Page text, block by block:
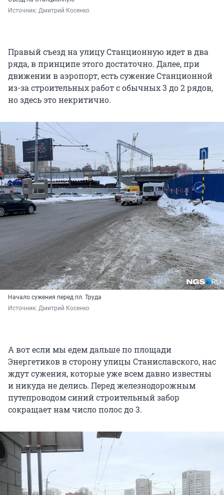
Источник: Дмитрий Косенко
Правый съезд на улицу Станционную идет в два
ряда, в принципе этого достаточно. Далее, при
движении в аэропорт, есть сужение Станционной
из-за строительных работ с обычных 3 до 2 рядов,
но здесь это некритично.
Начало сужения перед пл. Труда
Источник: Дмитрий Косенко
А вот если мы едем дальше по площади
Энергетиков в сторону улицы Станиславского, нас
ждут сужения, которые уже всем давно известны
и никуда не делись. Перед железнодорожным
путепроводом синий строительный забор
сокращает нам число полос до 3.